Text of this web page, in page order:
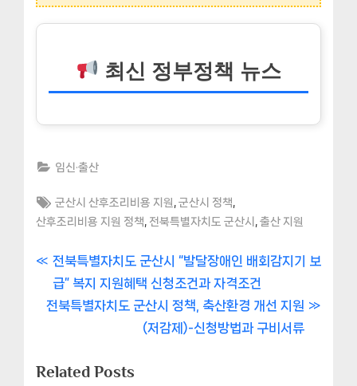
최신 정부정책 뉴스
임신·출산
Tags:
군산시 산후조리비용 지원 ,군산시 정책
산후조리비용 지원 정책 전북특별자치도 군산시 출산 지원
글
내
게
P
r
e
o
전북특별자치도 군산시 “발달장애인 배회감지기 보
급” 복지 지원혜택 신청조건과 자격조건
N
t
전북특별자치도 군산시 정책, 축산환경 개선 지원
(저감제)-신청방법과 구비서류
Related Posts